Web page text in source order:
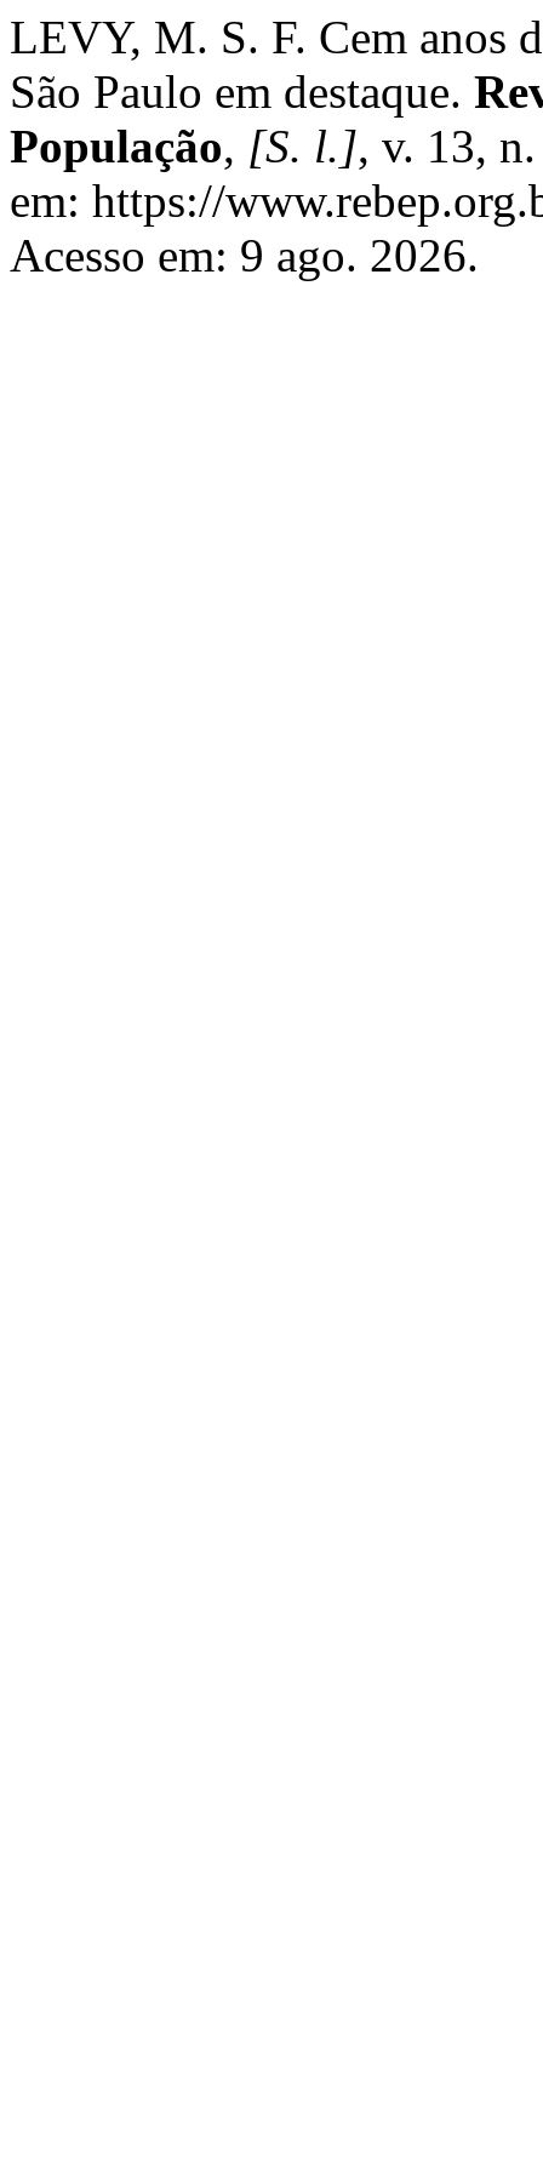
LEVY, M. S. F. Cem anos
São Paulo em destaque.
População, [S. l.], v. 13,
em: https://
Acesso em: 9 ago. 2026.